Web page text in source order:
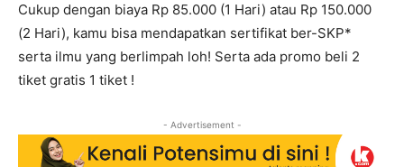
Cukup dengan biaya Rp 85.000 (1 Hari) atau Rp 150.000
(2 Hari), kamu bisa mendapatkan sertifikat ber-SKP*
serta ilmu yang berlimpah loh! Serta ada promo beli 2
tiket gratis 1 tiket !
- Advertisement -